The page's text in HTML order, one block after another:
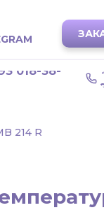
018-38-
214 R